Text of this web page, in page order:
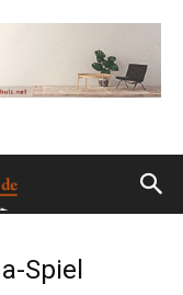
Spiel